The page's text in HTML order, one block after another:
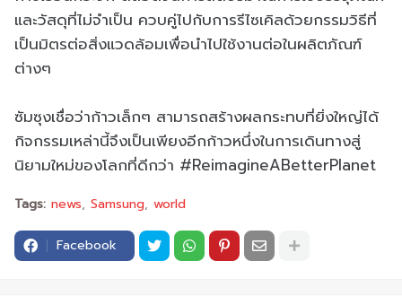
และวัสดุที่ไม่จำเป็น ควบคู่ไปกับการรีไซเคิลด้วยกรรมวิธีที่
เป็นมิตรต่อสิ่งแวดล้อมเพื่อนำไปใช้งานต่อในผลิตภัณฑ์
ต่างๆ
ซัมซุงเชื่อว่าก้าวเล็กๆ สามารถสร้างผลกระทบที่ยิ่งใหญ่ได้
กิจกรรมเหล่านี้จึงเป็นเพียงอีกก้าวหนึ่งในการเดินทางสู่
นิยามใหม่ของโลกที่ดีกว่า #ReimagineABetterPlanet
Tags: news Samsung world
Facebook